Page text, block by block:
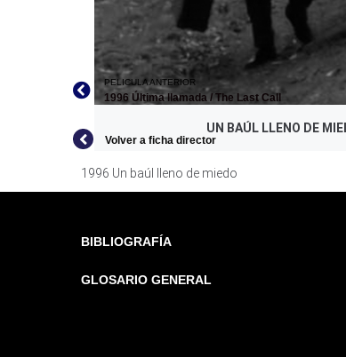
UN BAÚL LLENO DE
PELICULA ANTERIOR
1996 Última llamada / The Last Call
Volver a ficha director
1996 Un baúl lleno de miedo
BIBLIOGRAFÍA
GLOSARIO GENERAL